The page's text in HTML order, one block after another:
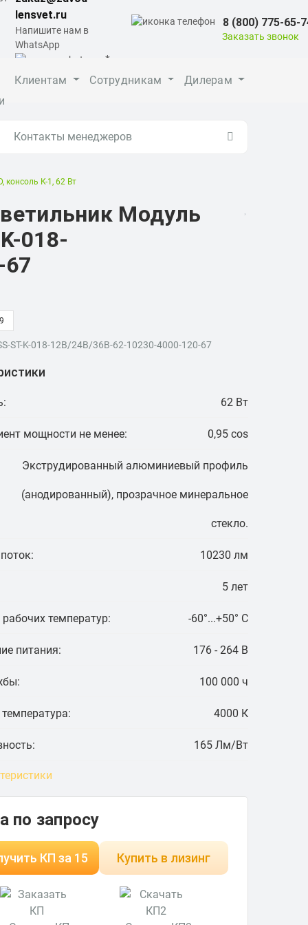
lensvet.ru
Напишите нам в
WhatsApp
8 (800) 775-65-
Заказать звонок
Клиентам Сотрудникам Дилерам
Контакты менеджеров
консоль К-1, 62 Вт
Модуль
018-
ST-K-018-12В/24В/36В-62-10230-4000-120-67
62 Вт
мощности не менее: 0,95 cos
Экструдированный алюминиевый профиль
(анодированный), прозрачное минеральное
стекло.
10230 лм
5 лет
температур: -60°...+50° C
питания: 176 - 264 В
100 000 ч
4000 К
165 Лм/Вт
по запросу
КП за 15
минут
Купить в лизинг